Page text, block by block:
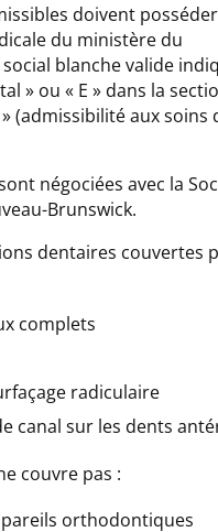
doivent
du ministère du
blanche valide
» ou « E » dans la
(admissibilité aux soins
négociées avec la
Brunswick.
dentaires couvertes
complets
radiculaire
canal sur les dents
couvre pas :
orthodontiques